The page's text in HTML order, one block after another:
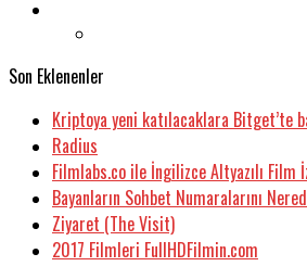
Son Eklenenler
Kriptoya yeni katılacaklara Bitget’te
Radius
Filmlabs.co ile İngilizce Altyazılı Film
Bayanların Sohbet Numaralarını
Ziyaret (The Visit)
2017 Filmleri FullHDFilmin.com